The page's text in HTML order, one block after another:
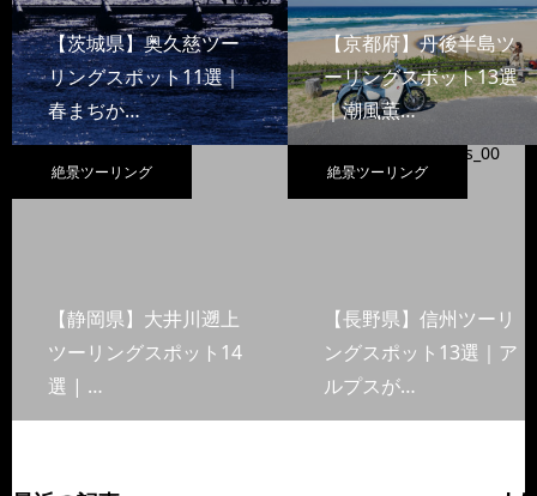
【茨城県】奥久慈ツー
リングスポット11選｜
春まぢか…
【京都府】丹後半島ツ
ーリングスポット13選
｜潮風薫…
絶景ツーリング
【静岡県】大井川遡上
ツーリングスポット14
選 | …
絶景ツーリング
【長野県】信州ツーリ
ングスポット13選｜ア
ルプスが…